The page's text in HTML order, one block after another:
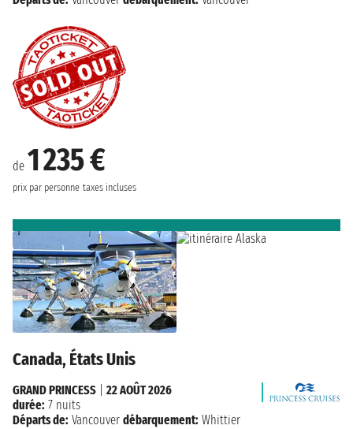
de 1 235 €
prix par personne taxes incluses
Canada, États Unis
GRAND PRINCESS
22 AOÛT 2026
durée: 7 nuits
Départs de: Vancouver débarquement: Whittier